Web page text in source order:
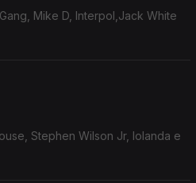
Mike D, Interpol,Jack White
Stephen Wilson Jr, Iolanda e